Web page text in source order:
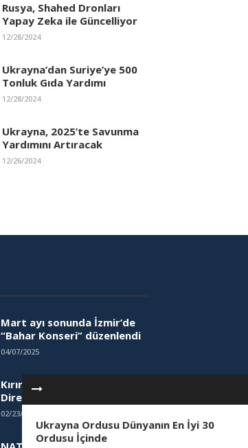
Ukrayna Ordusu Dünyanın En İyi 30
Ordusu İçinde
Rusya, Shahed Dronları
Yapay Zeka ile Güncelliyor
12/28/2024
Ukrayna’dan Suriye’ye 500
Tonluk Gıda Yardımı
12/28/2024
Ukrayna, 2025’te Savunma
Yardımını Artıracak
12/26/2024
Mart ayı sonunda İzmir’de
“Bahar Konseri” düzenlendi
04/07/2025
Kırım’ın İşgalinin 11. Yılında
Direniş Günü Paneli
02/23/2025